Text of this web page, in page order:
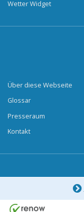
Wetter Widget
Über diese Webseite
Glossar
Presseraum
Kontakt